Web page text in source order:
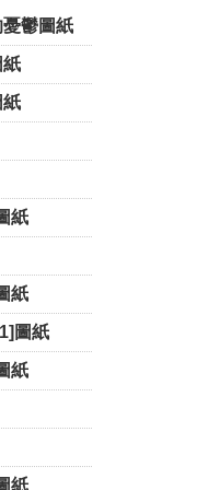
憂鬱圖紙
紙
紙
紙
紙
圖紙
紙
紙